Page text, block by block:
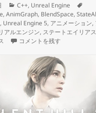
カ
テ
ゴ
リ
ー
C++, Unreal Engine
グ
,AnimGraph, BlendSpace,
, Unreal Engine 5, アニメーション,
アルエンジン, ステートエイリアス
【UE5】AnimGraph をい
コメントを残す